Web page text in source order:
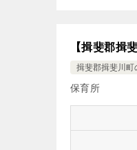
【揖斐郡揖
揖斐郡揖斐川町
保育所